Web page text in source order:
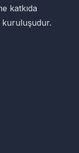
katkıda
kuruluşudur.